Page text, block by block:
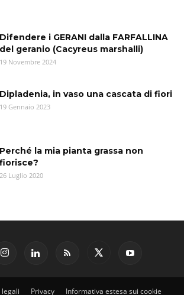
Difendere i GERANI dalla FARFALLINA
del geranio (Cacyreus marshalli)
19 Novembre 2024
Dipladenia, in vaso una cascata di fiori
19 Gennaio 2023
Perché la mia pianta grassa non
fiorisce?
26 Luglio 2020
Privacy Informativa estesa sui cookie